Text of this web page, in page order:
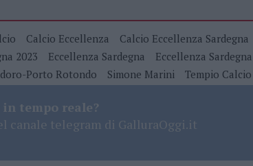
Calcio Eccellenza
Calcio Eccellenza Sardegna
2023
Eccellenza Sardegna
Eccellenza
Porto Rotondo Simone Marini Tempio Calcio
tempo reale?
canale telegram di GalluraOggi.it